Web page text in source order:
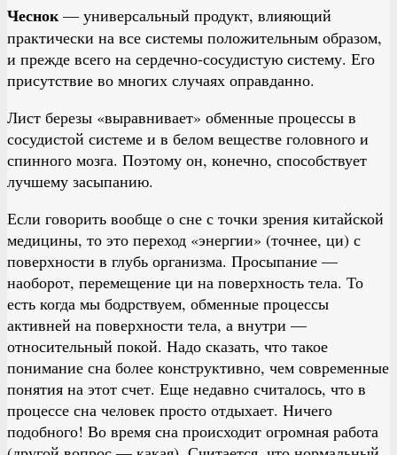
Чеснок— универсальный продукт, влияющий
практически на все системы положительным образом,
и прежде всего на сердечно-сосудистую систему. Его
присутствие во многих случаях оправданно.
Лист березы «выравнивает» обменные процессы в
сосудистой системе и в белом веществе головного и
спинного мозга. Поэтому он, конечно, способствует
лучшему засыпанию.
Если говорить вообще о сне с точки зрения китайской
медицины, то это переход «энергии» (точнее, ци) с
поверхности в глубь организма. Просыпание —
наоборот, перемещение ци на поверхность тела. То
есть когда мы бодрствуем, обменные процессы
активней на поверхности тела, а внутри —
относительный покой. Надо сказать, что такое
понимание сна более конструктивно, чем современные
понятия на этот счет. Еще недавно считалось, что в
процессе сна человек просто отдыхает. Ничего
подобного! Во время сна происходит огромная работа